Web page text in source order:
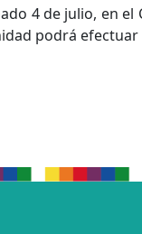
4 de julio, en
podrá